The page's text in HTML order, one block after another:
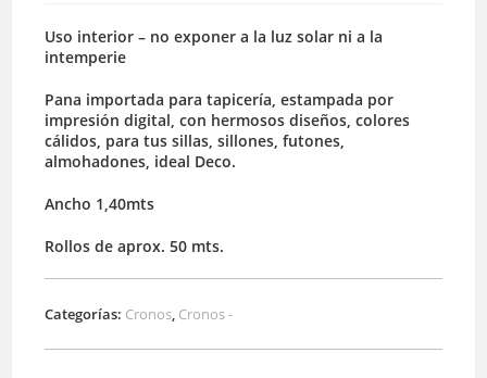
Uso interior – no exponer a la luz solar ni a la
intemperie
Pana importada para tapicería, estampada por
impresión digital, con hermosos diseños, colores
cálidos, para tus sillas, sillones, futones,
almohadones, ideal Deco.
Ancho 1,40mts
Rollos de aprox. 50 mts.
Categorías: Cronos, Cronos -